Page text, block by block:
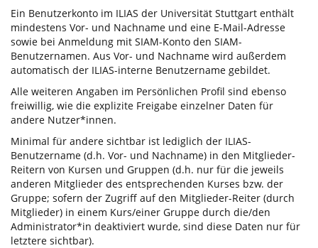
Ein Benutzerkonto im ILIAS der Universität Stuttgart enthält
mindestens Vor- und Nachname und eine E-Mail-Adresse
sowie bei Anmeldung mit SIAM-Konto den SIAM-
Benutzernamen. Aus Vor- und Nachname wird außerdem
automatisch der ILIAS-interne Benutzername gebildet.
Alle weiteren Angaben im Persönlichen Profil sind ebenso
freiwillig, wie die explizite Freigabe einzelner Daten für
andere Nutzer*innen.
Minimal für andere sichtbar ist lediglich der ILIAS-
Benutzername (d.h. Vor- und Nachname) in den Mitglieder-
Reitern von Kursen und Gruppen (d.h. nur für die jeweils
anderen Mitglieder des entsprechenden Kurses bzw. der
Gruppe; sofern der Zugriff auf den Mitglieder-Reiter (durch
Mitglieder) in einem Kurs/einer Gruppe durch die/den
Administrator*in deaktiviert wurde, sind diese Daten nur für
letztere sichtbar).